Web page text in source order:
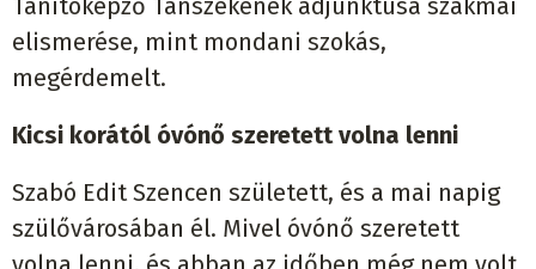
Tanítóképző Tanszékének adjunktusa szakmai
elismerése, mint mondani szokás,
megérdemelt.
Kicsi korától óvónő szeretett volna lenni
Szabó Edit Szencen született, és a mai napig
szülővárosában él. Mivel óvónő szeretett